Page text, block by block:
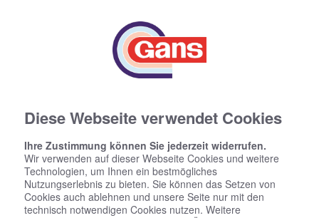
Diese Webseite verwendet Cookies
Ihre Zustimmung können Sie jederzeit widerrufen.
Wir verwenden auf dieser Webseite Cookies und weitere
Technologien, um Ihnen ein bestmögliches
Nutzungserlebnis zu bieten. Sie können das Setzen von
Cookies auch ablehnen und unsere Seite nur mit den
technisch notwendigen Cookies nutzen. Weitere